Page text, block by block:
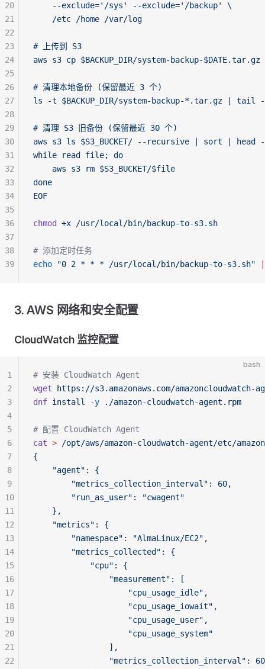
    --exclude='/sys' --exclude='/backup' \
    /etc /home /var/log
# 上传到 S3
aws s3 cp $BACKUP_DIR/system-backup-$DATE.tar.gz
# 清理本地备份 (保留最近 3 个)
ls -t $BACKUP_DIR/system-backup-*.tar.gz |
# 清理 S3 旧备份 (保留最近 30 个)
aws s3 ls $S3_BUCKET/ --recursive | sort |
while read file; do
    aws s3 rm $S3_BUCKET/$file
done
EOF
chmod +x /usr/local/bin/backup-to-s3.sh
# 添加定时任务
echo "0 2 * * * /usr/local/bin/backup-to-s3.sh"
20
21
22
23
24
25
26
27
28
29
30
31
32
33
34
35
36
37
38
39
3. AWS 网络和安全配置
CloudWatch 监控配置
bash
# 安装 CloudWatch Agent
wget https://s3.amazonaws.com/amazoncloudwatch-
dnf install -y ./amazon-cloudwatch-agent.rpm
# 配置 CloudWatch Agent
cat > /opt/aws/amazon-cloudwatch-agent/etc/
{
    "agent": {
        "metrics_collection_interval": 60,
        "run_as_user": "cwagent"
    },
    "metrics": {
        "namespace": "AlmaLinux/EC2",
        "metrics_collected": {
            "cpu": {
                "measurement": [
                    "cpu_usage_idle",
                    "cpu_usage_iowait",
                    "cpu_usage_user",
                    "cpu_usage_system"
                ],
                "metrics_collection_interval": 60
1
2
3
4
5
6
7
8
9
10
11
12
13
14
15
16
17
18
19
20
21
22